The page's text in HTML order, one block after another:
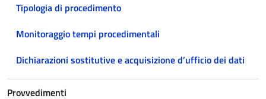
Tipologia di procedimento
Monitoraggio tempi procedimentali
Dichiarazioni sostitutive e acquisizione d’ufficio dei dati
Provvedimenti